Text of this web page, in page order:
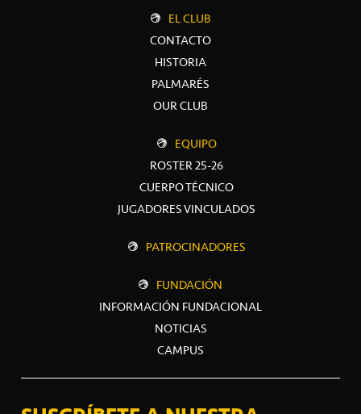
EL CLUB
CONTACTO
HISTORIA
PALMARÉS
OUR CLUB
EQUIPO
ROSTER 25-26
CUERPO TÉCNICO
JUGADORES VINCULADOS
PATROCINADORES
FUNDACIÓN
INFORMACIÓN FUNDACIONAL
NOTICIAS
CAMPUS